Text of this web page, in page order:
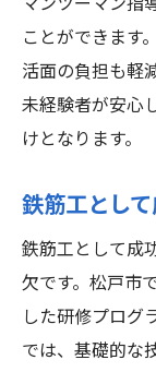
ことができます
活面の負担も軽
未経験者が安心
けとなります。
鉄筋工とし
鉄筋工として成
欠です。松戸市
した研修プログ
では、基礎的な